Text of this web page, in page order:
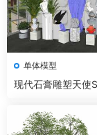
单体模型
现代石膏雕塑天使